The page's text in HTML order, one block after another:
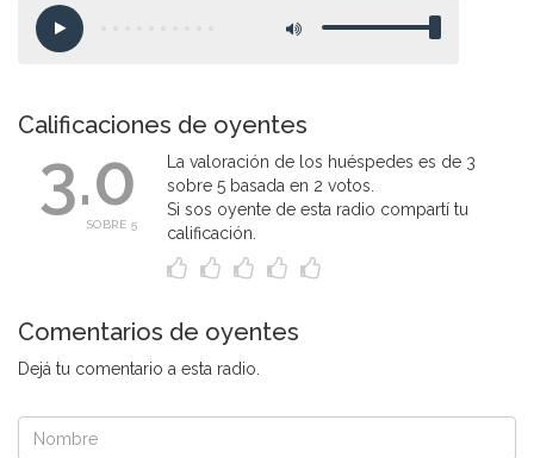
Calificaciones de oyentes
3.0
SOBRE 5
La valoración de los huéspedes es de 3
sobre 5 basada en 2 votos.
Si sos oyente de esta radio compartí tu
calificación.
Comentarios de oyentes
Dejá tu comentario a esta radio.